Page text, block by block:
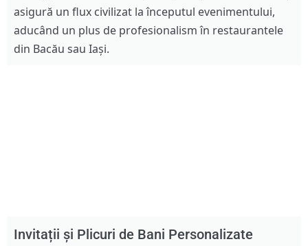
asigură un flux civilizat la începutul evenimentului,
aducând un plus de profesionalism în restaurantele
din Bacău sau Iași.
Invitații și Plicuri de Bani Personalizate